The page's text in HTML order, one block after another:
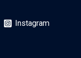
Instagram